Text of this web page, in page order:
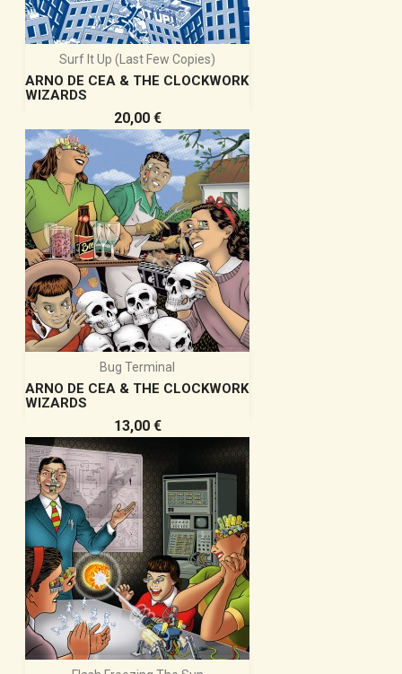
Surf It Up (last Few Copies)
ARNO DE CEA & THE CLOCKWORK
WIZARDS
Prix
20,00 €
Bug Terminal
ARNO DE CEA & THE CLOCKWORK
WIZARDS
Prix
13,00 €